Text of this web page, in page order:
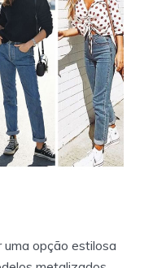
uma opção estilosa